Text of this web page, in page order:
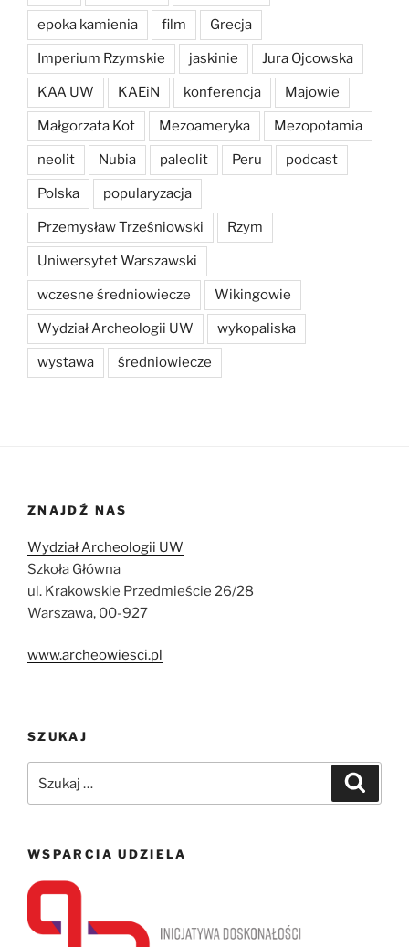
epoka kamienia film Grecja
Imperium Rzymskie jaskinie Jura Ojcowska
KAA UW KAEiN konferencja Majowie
Małgorzata Kot Mezoameryka Mezopotamia
neolit Nubia paleolit Peru podcast
Polska popularyzacja
Przemysław Trześniowski Rzym
Uniwersytet Warszawski
wczesne średniowiecze Wikingowie
Wydział Archeologii UW wykopaliska
wystawa średniowiecze
ZNAJDŹ NAS
Wydział Archeologii UW
Szkoła Główna
ul. Krakowskie Przedmieście 26/28
Warszawa, 00-927
www.archeowiesci.pl
SZUKAJ
WSPARCIA UDZIELA